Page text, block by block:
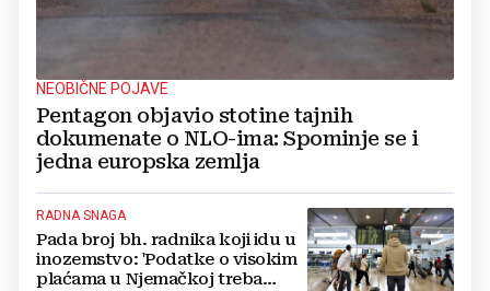
NEOBIČNE POJAVE
Pentagon objavio stotine tajnih
dokumenate o NLO-ima: Spominje se i
jedna europska zemlja
RADNA SNAGA
Pada broj bh. radnika koji idu u
inozemstvo: 'Podatke o visokim
plaćama u Njemačkoj treba